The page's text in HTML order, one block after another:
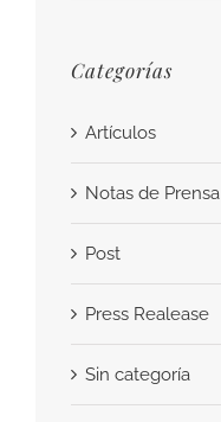
Categorías
Artículos
Notas de Prensa
Post
Press Realease
Sin categoría